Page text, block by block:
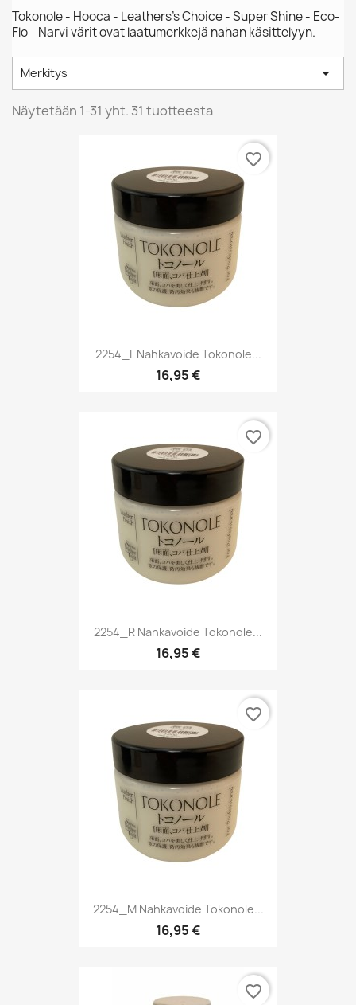
Tokonole - Hooca - Leathers's Choice - Super Shine - Eco-
Flo - Narvi värit ovat laatumerkkejä nahan käsittelyyn.
Merkitys 
Näytetään 1-31 yht. 31 tuotteesta
2254_L Nahkavoide Tokonole...
16,95 €
favorite_border
2254_R Nahkavoide Tokonole...
16,95 €
favorite_border
2254_M Nahkavoide Tokonole...
16,95 €
favorite_border
favorite_border